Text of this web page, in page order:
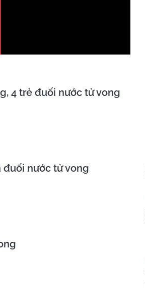
4 trẻ đuối nước tử vong
nước tử vong